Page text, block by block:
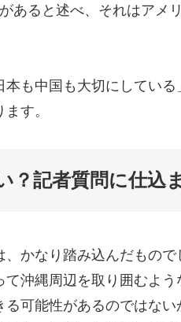
があると述べ、それはアメ
も中国も大切にしてい
す。
？記者質問に仕込
かなり踏み込んだもの
沖縄周辺を取り囲むよ
可能性があるのではな